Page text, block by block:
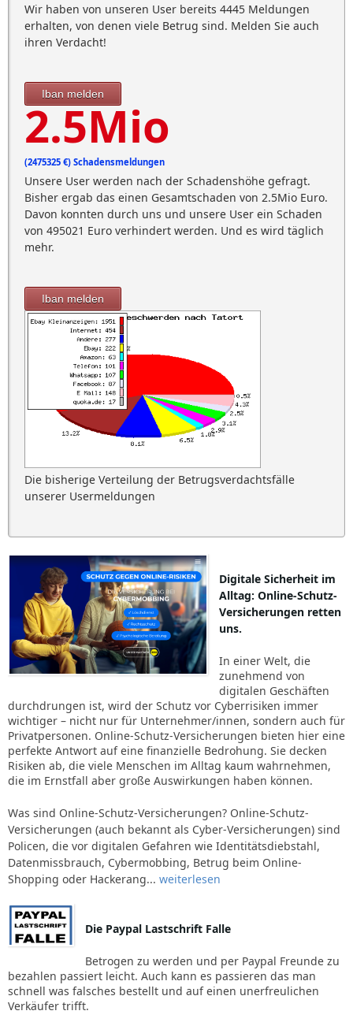
Wir haben von unseren User bereits 4445 Meldungen
erhalten, von denen viele Betrug sind. Melden Sie auch
ihren Verdacht!
Iban melden
2.5Mio
(2475325 €) Schadensmeldungen
Unsere User werden nach der Schadenshöhe gefragt.
Bisher ergab das einen Gesamtschaden von 2.5Mio Euro.
Davon konnten durch uns und unsere User ein Schaden
von 495021 Euro verhindert werden. Und es wird täglich
mehr.
Iban melden
Die bisherige Verteilung der Betrugsverdachtsfälle
unserer Usermeldungen
Digitale Sicherheit im
Alltag: Online-Schutz-
Versicherungen retten
uns.
In einer Welt, die
zunehmend von
digitalen Geschäften
durchdrungen ist, wird der Schutz vor Cyberrisiken immer
wichtiger – nicht nur für Unternehmer/innen, sondern auch für
Privatpersonen. Online-Schutz-Versicherungen bieten hier eine
perfekte Antwort auf eine finanzielle Bedrohung. Sie decken
Risiken ab, die viele Menschen im Alltag kaum wahrnehmen,
die im Ernstfall aber große Auswirkungen haben können.
Was sind Online-Schutz-Versicherungen? Online-Schutz-
Versicherungen (auch bekannt als Cyber-Versicherungen) sind
Policen, die vor digitalen Gefahren wie Identitätsdiebstahl,
Datenmissbrauch, Cybermobbing, Betrug beim Online-
Shopping oder Hackerang... weiterlesen
Die Paypal Lastschrift Falle
Betrogen zu werden und per Paypal Freunde zu
bezahlen passiert leicht. Auch kann es passieren das man
schnell was falsches bestellt und auf einen unerfreulichen
Verkäufer trifft.